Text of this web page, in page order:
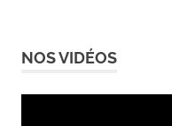
NOS VIDÉOS